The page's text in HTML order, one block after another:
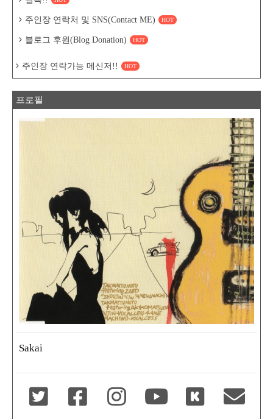
주인장 연락처 및 SNS(Contact ME) HOT
블로그 후원(Blog Donation) HOT
주인장 연락가능 메신저!! HOT
프로필
Sakai